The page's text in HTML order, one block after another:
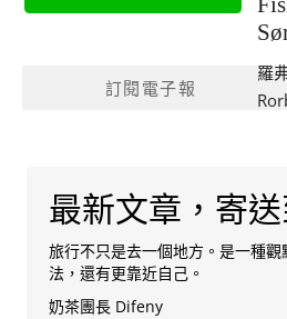
羅
訂閱電子報
最新文章，寄
旅行不只是去一個地方。是一種
法，還有更靠近自己。
奶茶團長 Difeny